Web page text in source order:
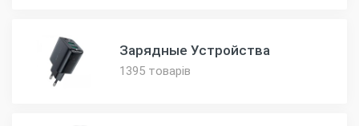
Зарядные Устройства
1395 товарів